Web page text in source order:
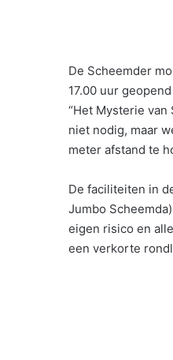
De Scheemder
17.00 uur
“Het Mysterie van
niet nodig, maar
meter afstand te
De faciliteiten in
Jumbo
eigen risico en
een verkorte